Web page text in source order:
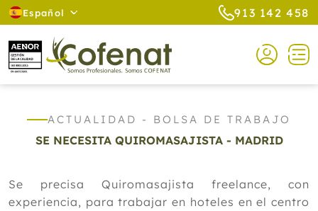
Español 913 142 458
ACTUALIDAD - BOLSA DE TRABAJO
SE NECESITA QUIROMASAJISTA - MADRID
Se precisa Quiromasajista freelance, con
experiencia, para trabajar en hoteles en el centro